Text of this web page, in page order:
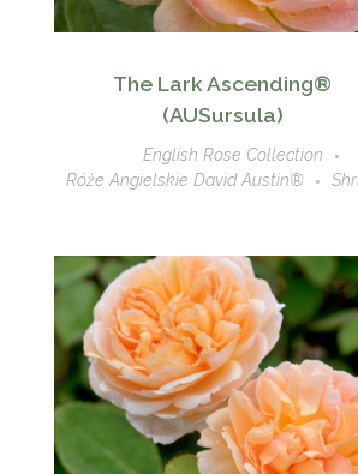
The Lark Ascending®
(AUSursula)
English Rose Collection
Róże Angielskie David Austin®